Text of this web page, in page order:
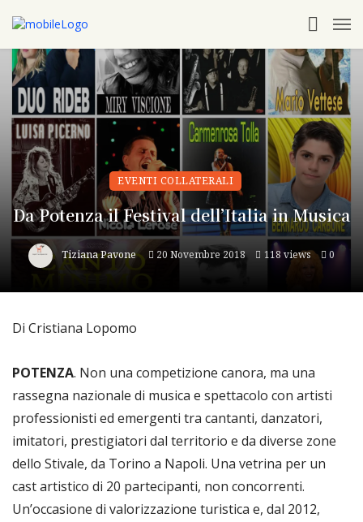
EVENTI COLLATERALI
Da Potenza il Festival dell’Italia in Musica
Tiziana Pavone 20 Novembre 2018 118 views 0
Di Cristiana Lopomo
POTENZA. Non una competizione canora, ma una
rassegna nazionale di musica e spettacolo con artisti
professionisti ed emergenti tra cantanti, danzatori,
imitatori, prestigiatori dal territorio e da diverse zone
dello Stivale, da Torino a Napoli. Una vetrina per un
cast artistico di 20 partecipanti, non concorrenti.
Un’occasione di valorizzazione turistica e, dal 2012,